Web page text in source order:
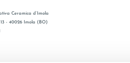
Ceramica d’Imola
- 40026 Imola (BO)